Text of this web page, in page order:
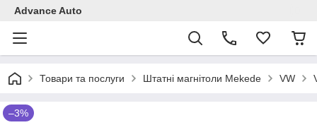
Advance Auto
Товари та послуги Штатні магнітоли Mekede VW
–3%